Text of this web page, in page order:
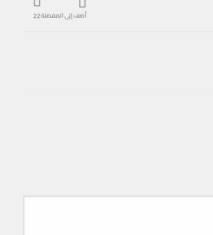
أضف إلى المفضلة22